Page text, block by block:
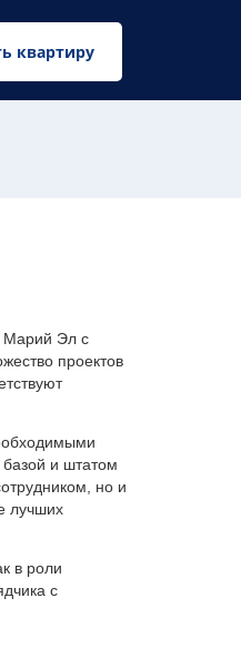
квартиру
Марий Эл с
проектов
и штатом
но и
лучших
в роли
с